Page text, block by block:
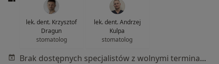
lek. dent. Krzysztof
Dragun
stomatolog
lek. dent. Andrzej
Kulpa
stomatolog
Brak dostępnych specjalistów z wolnymi terminami w tym centrum medycznym.